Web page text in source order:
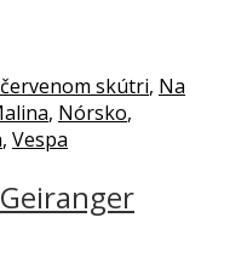
skútri, Na
, Nórsko,
, Vespa